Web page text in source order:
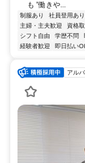
も ”働きや...
制服あり 社員登用あり
主婦・主夫歓迎
資格
シフト自由
学歴不問
経験者歓迎
即日払い
アル